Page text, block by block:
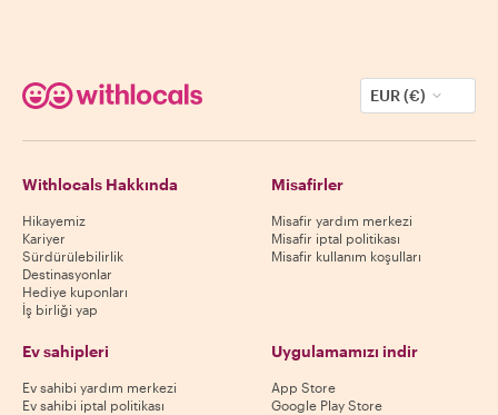
EUR (€)
Withlocals Hakkında
Hikayemiz
Kariyer
Sürdürülebilirlik
Destinasyonlar
Hediye kuponları
İş birliği yap
Misafirler
Misafir yardım merkezi
Misafir iptal politikası
Misafir kullanım koşulları
Ev sahipleri
Ev sahibi yardım merkezi
Ev sahibi iptal politikası
Uygulamamızı indir
App Store
Google Play Store